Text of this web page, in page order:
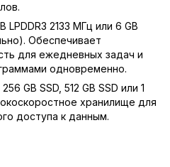
LPDDR3 2133 МГц или 6 GB
Обеспечивает
для ежедневных задач и
одновременно.
256 GB SSD, 512 GB SSD или 1
хранилище для
доступа к данным.